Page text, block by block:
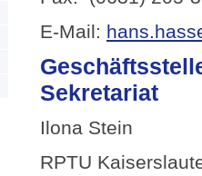
E-Mail:
Sekretariat
Ilona Stein
RPTU